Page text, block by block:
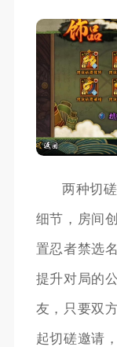
两种切
细节，房间
置忍者禁选
提升对局的
友，只要双
起切磋邀请